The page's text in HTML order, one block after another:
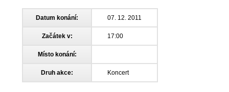
Datum konání: 07. 12. 2011
Začátek v: 17:00
Místo konání:
Druh akce: Koncert